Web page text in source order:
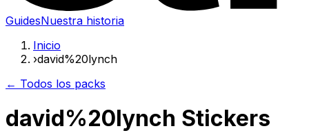
GuidesNuestra historia
Inicio
›david%20lynch
← Todos los packs
david%20lynch Stickers